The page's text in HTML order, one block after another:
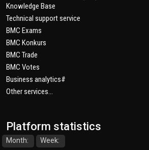
Knowledge Base
Technical support service
BMC Exams
BMC Konkurs
BMC Trade
BMC Votes
Business analytics#
Other services...
Platform statistics
Month: Week: